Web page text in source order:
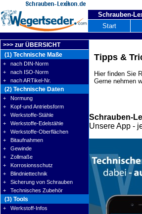
Schrauben-
Start
>>> zur ÜBERSICHT
(1) Technische Maße
+ nach DIN-Norm
+ nach ISO-Norm
+ nach ARTikel-Nr.
(2) Technische Daten
+ Normung
+ Kopf-und Antriebsform
+ Werkstoffe-Stähle
+ Werkstoffe-Edelstähle
+ Werkstoffe-Oberflächen
+ Bitaufnahmen
+ Gewinde
+ Zollmaße
+ Korrosionsschutz
+ Blindniettechnik
+ Sicherung von Schrauben
+ Technisches Zubehör
(3) Tools
+ Werkstoff-Infos
Tipps &
Hier finden Sie
Gerne nehmen
Schrauben-
Unsere App -